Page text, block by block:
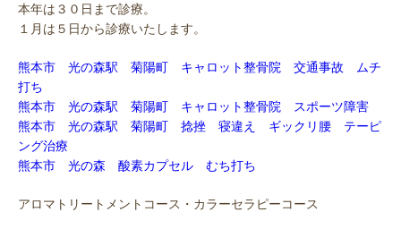
本年は３０日まで診療。
１月は５日から診療いたします。
熊本市 光の森駅 菊陽町 キャロット整骨院 交通事故 ムチ
打ち
熊本市 光の森駅 菊陽町 キャロット整骨院 スポーツ障害
熊本市 光の森駅 菊陽町 捻挫 寝違え ギックリ腰 テーピ
ング治療
熊本市 光の森 酸素カプセル むち打ち
アロマトリートメントコース・カラーセラピーコース